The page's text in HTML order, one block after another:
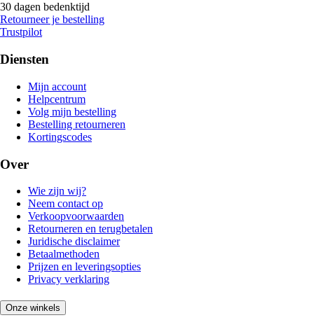
30 dagen bedenktijd
Retourneer je bestelling
Trustpilot
Diensten
Mijn account
Helpcentrum
Volg mijn bestelling
Bestelling retourneren
Kortingscodes
Over
Wie zijn wij?
Neem contact op
Verkoopvoorwaarden
Retourneren en terugbetalen
Juridische disclaimer
Betaalmethoden
Prijzen en leveringsopties
Privacy verklaring
Onze winkels